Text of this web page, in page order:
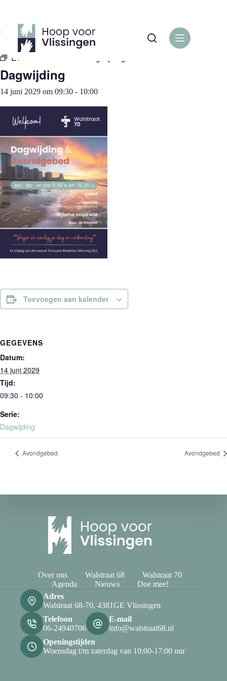
inhoud
« Alle Evenementen
Evenementenreeks:
Dagwijding
14 juni 2029 om 09:30 - 10:00
Toevoegen aan kalender
GEGEVENS
Datum:
14 juni 2029
Tijd:
09:30 - 10:00
Serie:
Dagwijding
Avondgebed Avondgebed
Over ons Walstraat 68
Walstraat 70
Agenda
Nieuws
Doe mee!
Adres
Walstraat 68-70, 4381GE Vlissingen
Telefoon
06-24940706
E-mail
info@walstraat68.nl
Openingstijden
Woensdag t/m zaterdag van 10:00-17:00 uur